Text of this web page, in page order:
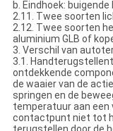
b. Eindhoek:
2.11. Twee soorten
2.12. Twee soorten
aluminium GLB of
3. Verschil van
3.1.
ontdekkende
de waaier van de
springen en de
temperatuur aan
contactpunt niet tot